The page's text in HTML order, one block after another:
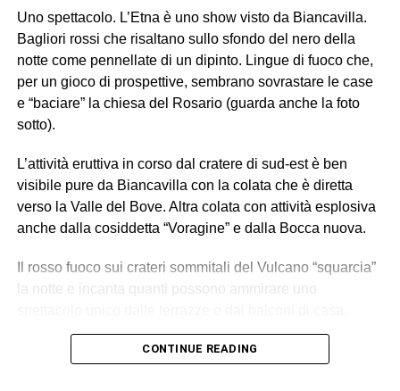
Uno spettacolo. L’Etna è uno show visto da Biancavilla.
Bagliori rossi che risaltano sullo sfondo del nero della
notte come pennellate di un dipinto. Lingue di fuoco che,
per un gioco di prospettive, sembrano sovrastare le case
e “baciare” la chiesa del Rosario (guarda anche la foto
sotto).
L’attività eruttiva in corso dal cratere di sud-est è ben
visibile pure da Biancavilla con la colata che è diretta
verso la Valle del Bove. Altra colata con attività esplosiva
anche dalla cosiddetta “Voragine” e dalla Bocca nuova.
Il rosso fuoco sui crateri sommitali del Vulcano “squarcia”
la notte e incanta quanti possono ammirare uno
Fenomeni che stanno avvenendo nello stesso momento
CONTINUE READING